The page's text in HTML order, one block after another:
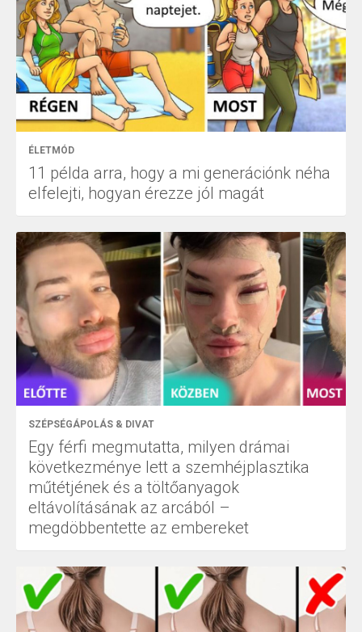
ÉLETMÓD
11 példa arra, hogy a mi generációnk néha
elfelejti, hogyan érezze jól magát
SZÉPSÉGÁPOLÁS & DIVAT
Egy férfi megmutatta, milyen drámai
következménye lett a szemhéjplasztika
műtétjének és a töltőanyagok
eltávolításának az arcából –
megdöbbentette az embereket